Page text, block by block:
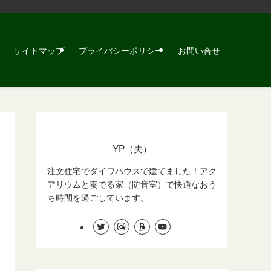
サイトマップ プライバシーポリシー お問い合せ
YP（夫）
注文住宅でダイワハウスで建てました！アク
アリウムと奏でる家（防音室）で快適なおう
ち時間を過ごしています。